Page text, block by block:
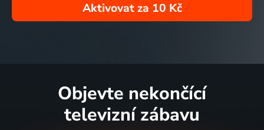
Aktivovat za 10 Kč
Objevte nekončící
televizní zábavu